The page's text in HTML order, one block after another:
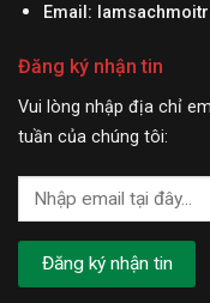
Email:
Đăng ký nhận tin
Vui lòng nhập địa chỉ
tuần của chúng tôi: